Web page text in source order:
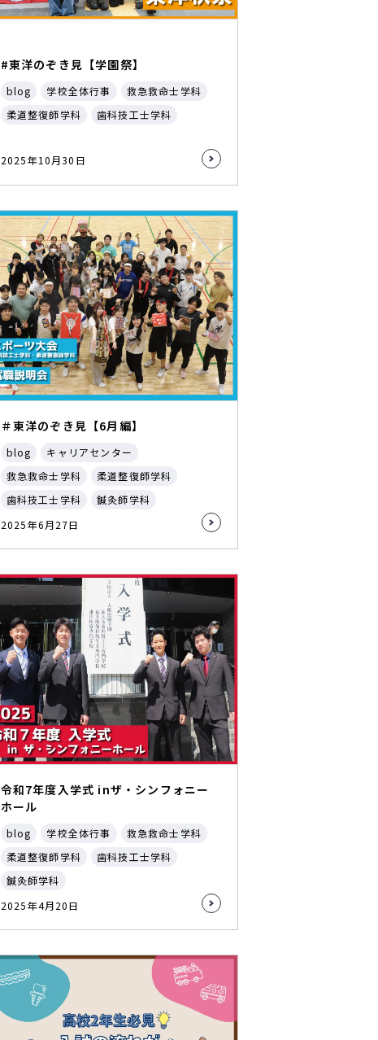
#東洋のぞき見【学園祭】
blog 学校全体行事
救急救命士学科
柔道整復師学科
歯科技工士学科
2025年10月30日
＃東洋のぞき見【6月編】
blog
キャリアセンター
救急救命士学科
柔道整復師学科
歯科技工士学科
鍼灸師学科
2025年6月27日
令和7年度入学式 inザ・シンフォニー
ホール
blog 学校全体行事
救急救命士学科
柔道整復師学科
歯科技工士学科
鍼灸師学科
2025年4月20日